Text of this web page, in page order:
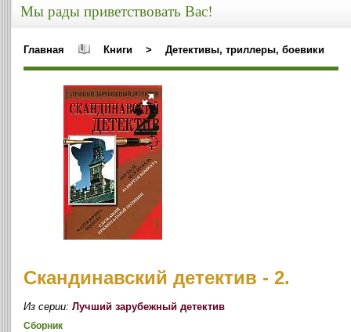
Мы рады приветствовать Вас!
Главная Книги > Детективы, триллеры, боевики
Скандинавский детектив - 2.
Из серии:Лучший зарубежный детектив
Сборник